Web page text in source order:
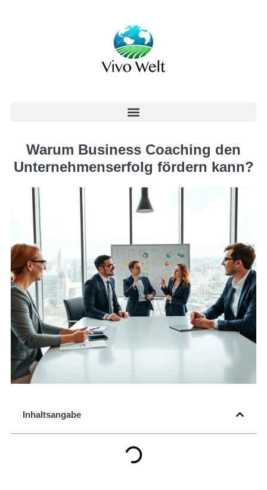
Warum Business Coaching den
Unternehmenserfolg fördern kann?
Inhaltsangabe